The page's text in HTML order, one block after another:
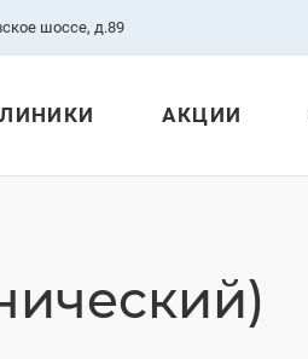
шоссе, д.89
АКЦИИ